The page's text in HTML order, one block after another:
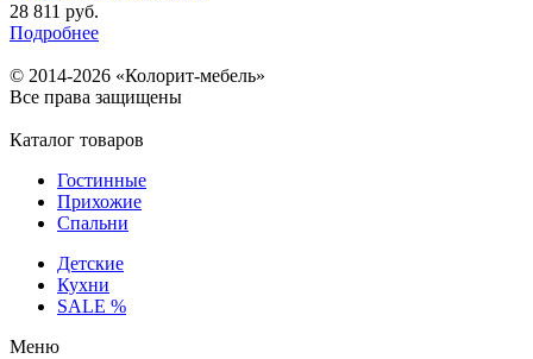
28 811 руб.
Подробнее
© 2014-2026 «Колорит-мебель»
Все права защищены
Каталог товаров
Гостинные
Прихожие
Спальни
Детские
Кухни
SALE %
Меню